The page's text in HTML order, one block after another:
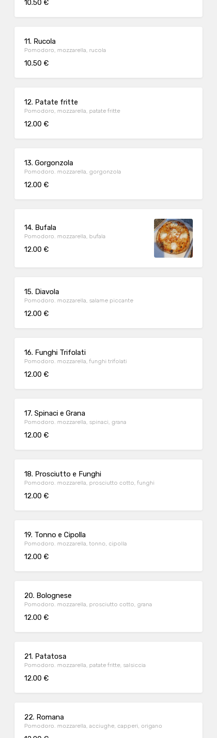
10.50 €
11. Rucola
Pomodoro, mozzarella, rucola
10.50 €
12. Patate fritte
Pomodoro, mozzarella, patate fritte
12.00 €
13. Gorgonzola
Pomodoro. mozzarella, gorgonzola
12.00 €
14. Bufala
Pomodoro. mozzarella, bufala
12.00 €
15. Diavola
Pomodoro. mozzarella, salame piccante
12.00 €
16. Funghi Trifolati
Pomodoro. mozzarella, funghi trifolati
12.00 €
17. Spinaci e Grana
Pomodoro. mozzarella, spinaci, grana
12.00 €
18. Prosciutto e Funghi
Pomodoro. mozzarella, prosciutto cotto, funghi
12.00 €
19. Tonno e Cipolla
Pomodoro. mozzarella, tonno, cipolla
12.00 €
20. Bolognese
Pomodoro. mozzarella, prosciutto cotto, grana
12.00 €
21. Patatosa
Pomodoro. mozzarella, patate fritte, salsiccia
12.00 €
22. Romana
Pomodoro. mozzarella, acciughe, capperi, origano